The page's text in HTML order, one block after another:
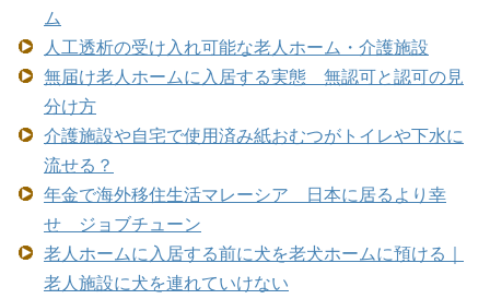
ム
人工透析の受け入れ可能な老人ホーム・介護施設
無届け老人ホームに入居する実態 無認可と認可の見
分け方
介護施設や自宅で使用済み紙おむつがトイレや下水に
流せる？
年金で海外移住生活マレーシア 日本に居るより幸
せ ジョブチューン
老人ホームに入居する前に犬を老犬ホームに預ける｜
老人施設に犬を連れていけない